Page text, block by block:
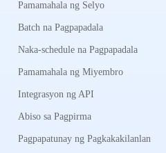
Pamamahala ng Selyo
Batch na Pagpapadala
Naka-schedule na Pagpapadala
Pamamahala ng Miyembro
Integrasyon ng API
Abiso sa Pagpirma
Pagpapatunay ng Pagkakakilanlan